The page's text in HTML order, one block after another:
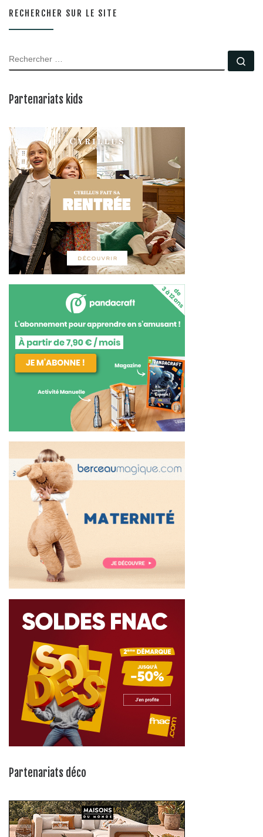
RECHERCHER SUR LE SITE
RECHERCHER
Partenariats kids
Partenariats déco